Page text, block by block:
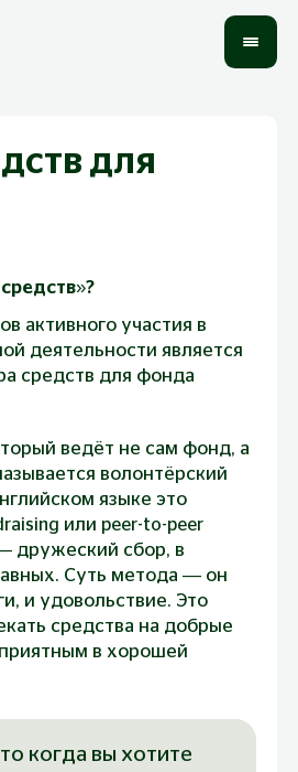
для
активного участия в
деятельности является
средств для фонда
ведёт не сам фонд, а
волонтёрский
языке это
или peer-to-peer
дружеский сбор, в
Суть метода — он
и удовольствие. Это
средства на добрые
в хорошей
когда вы хотите